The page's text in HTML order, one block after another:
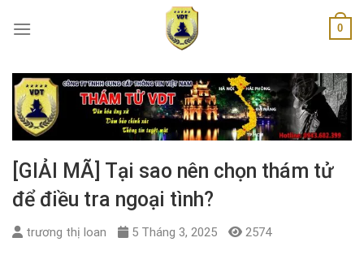
0
[GIẢI MÃ] Tại sao nên chọn thám tử
để điều tra ngoại tình?
trương thị loan 5 Tháng 3, 2025 2574